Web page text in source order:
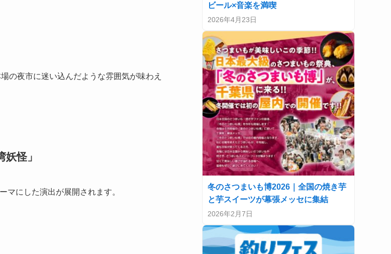
の夜市に迷い込んだような雰囲気が味わえ
怪」
マにした演出が展開されます。
ビール×音楽を満喫
2026年4月23日
冬のさつまいも博2026｜全国の焼き芋
と芋スイーツが幕張メッセに集結
2026年2月7日